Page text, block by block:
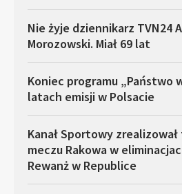
Nie żyje dziennikarz TVN24
Morozowski. Miał 69 lat
Koniec programu „Państwo
latach emisji w Polsacie
Kanał Sportowy
meczu Rakowa w
Rewanż w Republice